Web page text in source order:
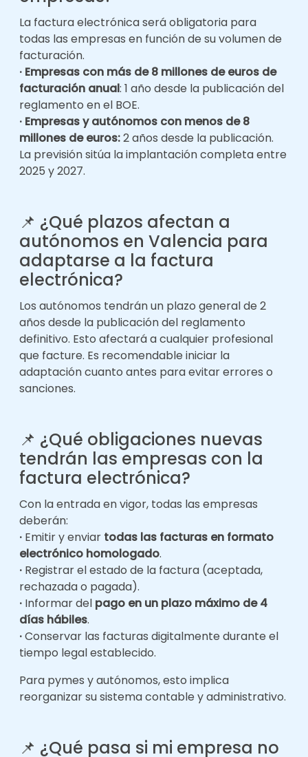
La factura electrónica será obligatoria para
todas las empresas en función de su volumen de
facturación.
· Empresas con más de 8 millones de euros de
facturación anual: 1 año desde la publicación del
reglamento en el BOE.
· Empresas y autónomos con menos de 8
millones de euros:2 años desde la publicación.
La previsión sitúa la implantación completa entre
2025 y 2027.
📌 ¿Qué plazos afectan a
autónomos en Valencia para
adaptarse a la factura
electrónica?
Los autónomos tendrán un plazo general de 2
años desde la publicación del reglamento
definitivo. Esto afectará a cualquier profesional
que facture. Es recomendable iniciar la
adaptación cuanto antes para evitar errores o
sanciones.
📌 ¿Qué obligaciones nuevas
tendrán las empresas con la
factura electrónica?
Con la entrada en vigor, todas las empresas
deberán:
· Emitir y enviar todas las facturas en formato
electrónico homologado.
· Registrar el estado de la factura (aceptada,
rechazada o pagada).
· Informar del pago en un plazo máximo de 4
días hábiles.
·Conservar las facturas digitalmente durante el
tiempo legal establecido.
Para pymes y autónomos, esto implica
reorganizar su sistema contable y administrativo.
📌 ¿Qué pasa si mi empresa no